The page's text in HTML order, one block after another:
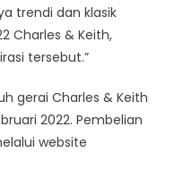
trendi dan klasik
Charles & Keith,
tersebut.”
gerai Charles & Keith
2022. Pembelian
website